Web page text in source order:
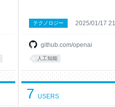
github.com/openai
テクノロジー 2025/01/17
人工知能
7 USERS